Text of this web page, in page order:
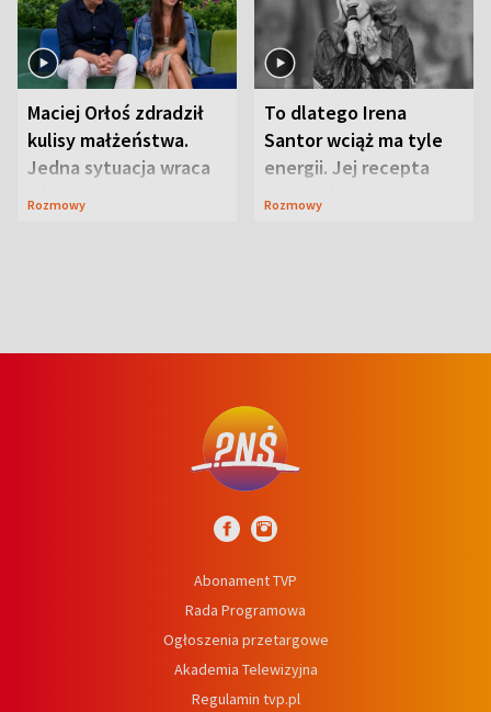
Maciej Orłoś zdradził
kulisy małżeństwa.
Jedna sytuacja wraca
jak bumerang
Rozmowy
To dlatego Irena
Santor wciąż ma tyle
energii. Jej recepta
jest zaskakująco
Rozmowy
Abonament TVP
Rada Programowa
Ogłoszenia przetargowe
Akademia Telewizyjna
Regulamin tvp.pl